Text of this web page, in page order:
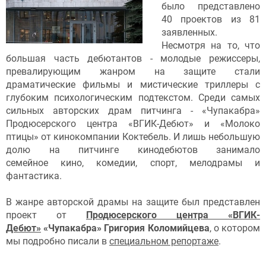
было представлено
40 проектов из 81
заявленных.
Несмотря на то, что
большая часть дебютантов - молодые режиссеры,
превалирующим жанром на защите стали
драматические фильмы и мистические триллеры с
глубоким психологическим подтекстом. Среди самых
сильных авторских драм питчинга - «Чупакабра»
Продюсерского центра «ВГИК-Дебют» и «Молоко
птицы» от кинокомпании Коктебель. И лишь небольшую
долю на питчинге кинодебютов занимало
семейное кино, комедии, спорт, мелодрамы и
фантастика.
В жанре авторской драмы на защите был представлен
проект от
Продюсерского центра «ВГИК-
Дебют» «Чупакабра» Григория Коломийцева, о котором
мы подробно писали в специальном репортаже.